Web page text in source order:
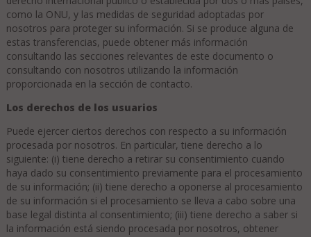
como la ONU, y las medidas de seguridad adoptadas por
nosotros para proteger su información. Si se produce alguna de
estas transferencias, puede obtener más información
consultando las secciones relevantes de este documento o
consultando con nosotros utilizando la información
proporcionada en la sección de contacto.
Los derechos de los usuarios
Puede ejercer ciertos derechos con respecto a su información
procesada por nosotros. En particular, tiene derecho a lo
siguiente: (i) tiene derecho a retirar su consentimiento cuando
haya dado su consentimiento previamente para el procesamiento
de su información; (ii) tiene derecho a oponerse al procesamiento
de su información si el procesamiento se lleva a cabo sobre una
base legal distinta al consentimiento; (iii) tiene derecho a saber si
la información está siendo procesada por nosotros, obtener